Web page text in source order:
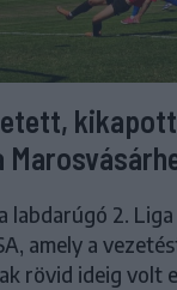
labdarúgó 2.
amely a
rövid ideig volt